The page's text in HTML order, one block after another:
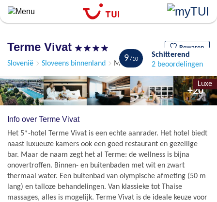
Overslaan
algemene
gaan
Terme Vivat Bewaren
Slovenië Sloveens binnenland Moravske Toplice
Luxe
9
Schitterend
2 beoordelingen
+20
Info over Terme Vivat
Het 5*-hotel Terme Vivat is een echte aanrader. Het hotel biedt
naast luxueuze kamers ook een goed restaurant en gezellige
bar. Maar de naam zegt het al Terme: de wellness is bijna
onovertroffen. Binnen- en buitenbaden met wit en zwart
thermaal water. Een buitenbad van olympische afmeting (50 m
lang) en talloze behandelingen. Van klassieke tot Thaise
massages, alles is mogelijk. Terme Vivat is de ideale keuze voor